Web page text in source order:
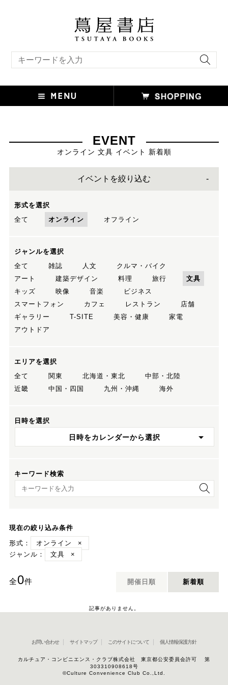
EVENT
オンライン 文具 イベント 新着順
イベントを絞り込む
形式を選択
全て
オンライン オフライン
ジャンルを選択
全て
雑誌 人文
クルマ・バイク
アート
建築デザイン 料理 旅行
文具
キッズ
映像 音楽
ビジネス
スマートフォン
カフェ レストラン
店舗
ギャラリー
T-SITE 美容・健康
家電
アウトドア
エリアを選択
全て
関東 北海道・東北
中部・北陸
近畿
中国・四国 九州・沖縄 海外
日時を選択
日時をカレンダーから選択
キーワード検索
キーワード検索
現在の絞り込み条件
形式：
オンライン
×
ジャンル：
文具 ×
全0件 開催日順 新着順
記事がありません。
お問い合わせ サイトマップ このサイトについて 個人情報保護方針
カルチュア・コンビニエンス・クラブ株式会社 東京都公安委員会許可 第
303310908618号
©Culture Convenience Club Co.,Ltd.